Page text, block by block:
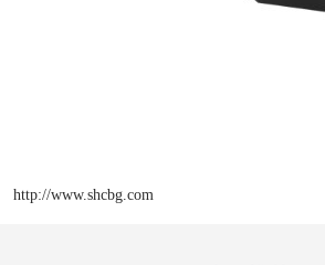
http://www.shcbg.com